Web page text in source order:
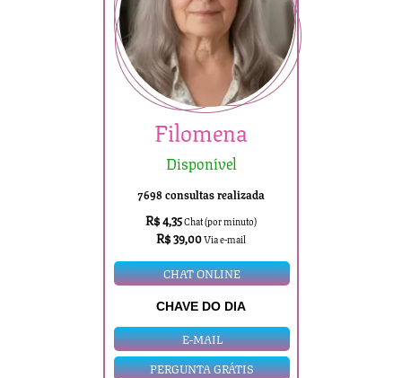
Filomena
Disponível
7698 consultas realizada
R$ 4,35Chat (por minuto)
R$ 39,00Via e-mail
CHAT ONLINE
CHAVE DO DIA
E-MAIL
PERGUNTA GRÁTIS